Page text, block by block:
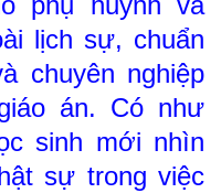
lịch sự, chuẩn
chuyên nghiệp
án. Có như
sinh mới nhìn
sự trong việc